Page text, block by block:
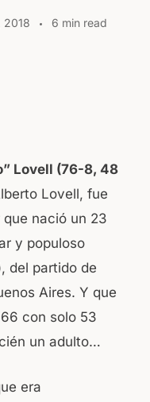
2018 6 min read
Lovell (76-8, 48
Lovell, fue
nació un 23
y populoso
del partido de
Aires. Y que
con solo 53
un adulto…
era